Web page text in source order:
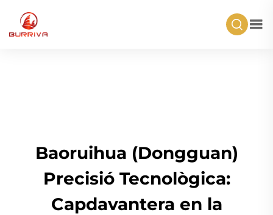
Baoruihua (Dongguan)
Precisió Tecnològica:
Capdavantera en la